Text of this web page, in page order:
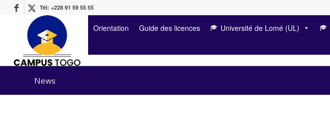
Tél: +228 91 59 55 55
Orientation Guide des licences Université de Lomé (UL)
News